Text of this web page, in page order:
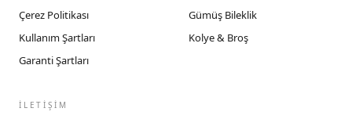
Çerez Politikası
Kullanım Şartları
Garanti Şartları
Gümüş Bileklik
Kolye & Broş
İLETIŞIM